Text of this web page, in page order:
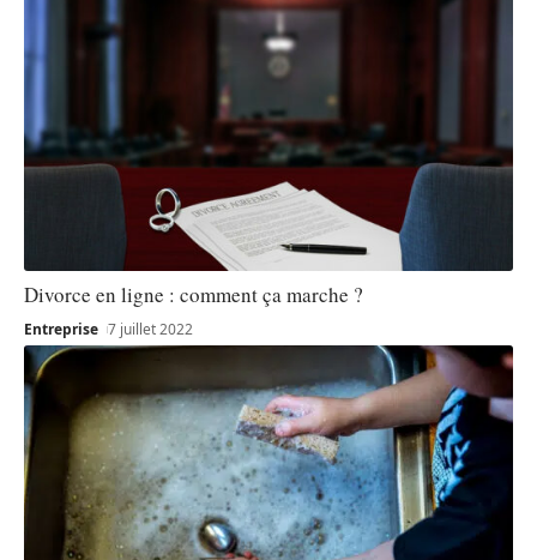
Divorce en ligne : comment ça marche ?
Entreprise 7 juillet 2022